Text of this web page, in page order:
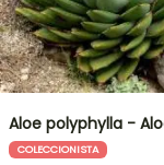
Aloe polyphylla -
COLECCIONISTA